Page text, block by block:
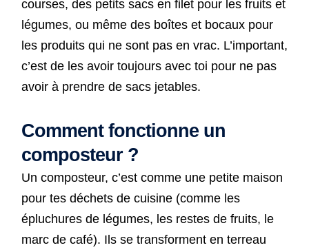
courses, des petits sacs en filet pour les fruits et
légumes, ou même des boîtes et bocaux pour
les produits qui ne sont pas en vrac. L’important,
c’est de les avoir toujours avec toi pour ne pas
avoir à prendre de sacs jetables.
Comment fonctionne un
composteur ?
Un composteur, c’est comme une petite maison
pour tes déchets de cuisine (comme les
épluchures de légumes, les restes de fruits, le
marc de café). Ils se transforment en terreau